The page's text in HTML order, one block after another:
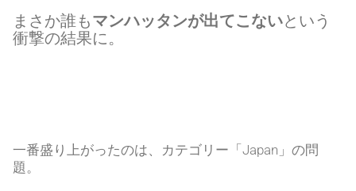
まさか誰もマンハッタンが出てこないという
衝撃の結果に。
一番盛り上がったのは、カテゴリー「Japan」の問
題。